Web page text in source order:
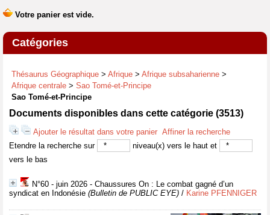
Catégories
Thésaurus Géographique > Afrique > Afrique subsaharienne >
Afrique centrale > Sao Tomé-et-Principe
Sao Tomé-et-Principe
Documents disponibles dans cette catégorie (3513)
Ajouter le résultat dans votre panier Affiner la recherche
Etendre la recherche sur
niveau(x) vers le haut et
vers le bas
N°60 - juin 2026 - Chaussures On : Le combat gagné d’un
syndicat en Indonésie (Bulletin de PUBLIC EYE) / Karine PFENNIGER